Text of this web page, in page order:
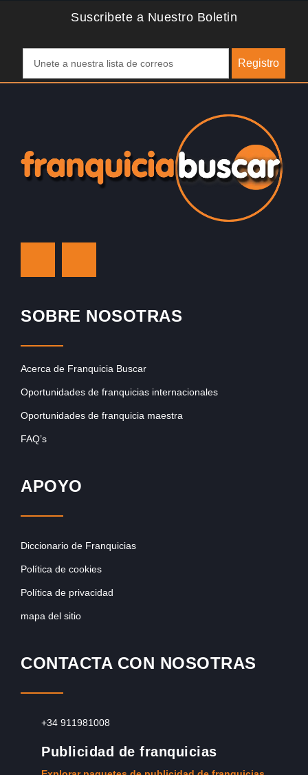
Suscribete a Nuestro Boletin
Registro
SOBRE NOSOTRAS
Acerca de Franquicia Buscar
Oportunidades de franquicias internacionales
Oportunidades de franquicia maestra
FAQ’s
APOYO
Diccionario de Franquicias
Política de cookies
Política de privacidad
mapa del sitio
CONTACTA CON NOSOTRAS
+34 911981008
Publicidad de franquicias